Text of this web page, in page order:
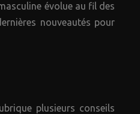
évolue au fil des
nouveautés pour
plusieurs conseils